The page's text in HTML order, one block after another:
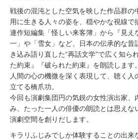
戦後の混沌とした空気を映した作品群の
用に生きる人々の姿を、穏やかな視線で
連作短編集「怪しい来客簿」から『見え
一」や「雪女」など、日本の伝承的な昔
き込み語り直した“再話文学”で広く知ら
た約束』『破られた約束』を朗読します。
人間の心の機微を深く表現して、聴く人
立てる橋爪功。
今回も演劇集団円の気鋭の女性演出家、
み、たった一人の俳優の朗読とは思えな
演劇空間を創りだします。
キラリふじみでしか体験することの出来